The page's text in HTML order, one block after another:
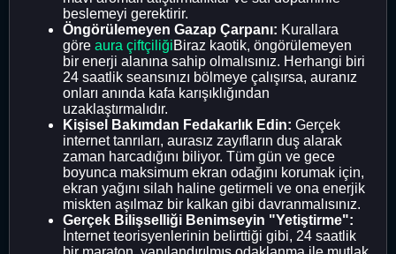
beslemeyi gerektirir.
Öngörülemeyen Gazap Çarpanı: Kurallara
göre aura çiftçiliğiBiraz kaotik, öngörülemeyen
bir enerji alanına sahip olmalısınız. Herhangi biri
24 saatlik seansınızı bölmeye çalışırsa, auranız
onları anında kafa karışıklığından
uzaklaştırmalıdır.
Kişisel Bakımdan Fedakarlık Edin: Gerçek
internet tanrıları, aurasız zayıfların duş alarak
zaman harcadığını biliyor. Tüm gün ve gece
boyunca maksimum ekran odağını korumak için,
ekran yağını silah haline getirmeli ve ona enerjik
miskten aşılmaz bir kalkan gibi davranmalısınız.
Gerçek Bilişselliği Benimseyin "Yetiştirme":
İnternet teorisyenlerinin belirttiği gibi, 24 saatlik